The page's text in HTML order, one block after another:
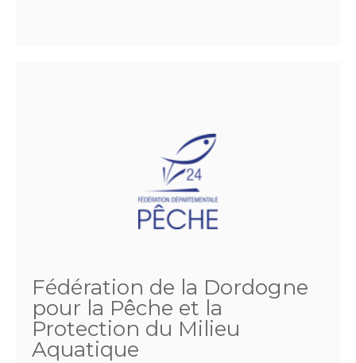
Fédération de la Dordogne
pour la Pêche et la
Protection du Milieu
Aquatique